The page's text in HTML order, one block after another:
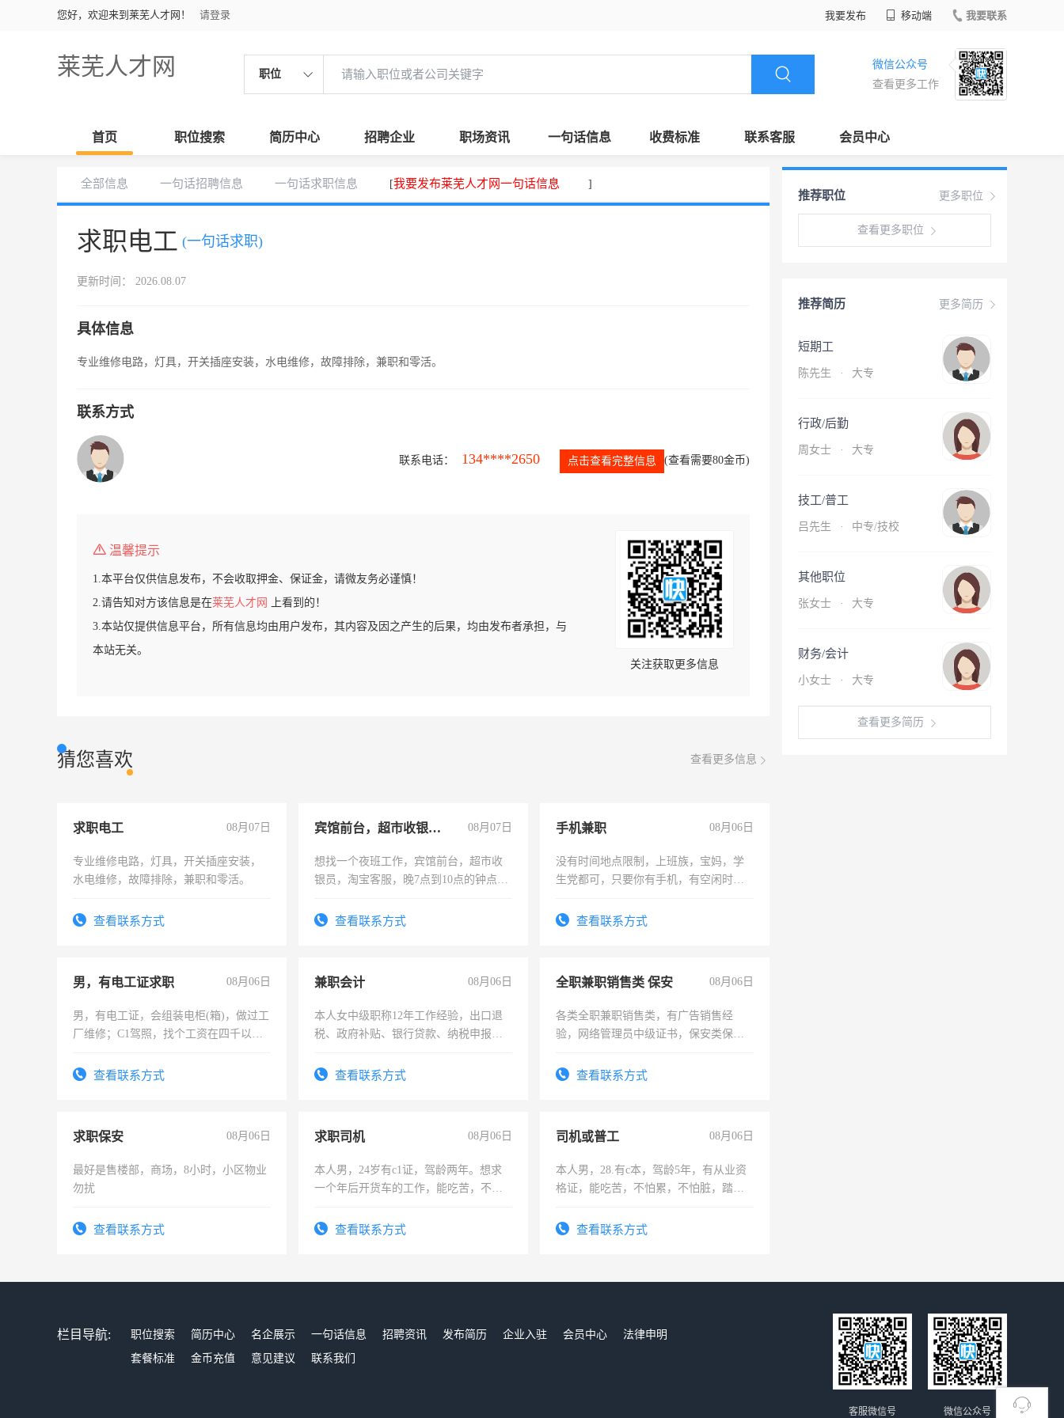
您好，欢迎来到莱芜人才网！ 请登录 我要发布 移动端 我要联系
莱芜人才网 职位
微信公众号
查看更多工作
首页 职位搜索 简历中心 招聘企业 职场资讯 一句话信息 收费标准 联系客服 会员中心
全部信息 一句话招聘信息 一句话求职信息 [我要发布莱芜人才网一句话信息 ]
求职电工 (一句话求职)
更新时间： 2026.08.07
具体信息
专业维修电路，灯具，开关插座安装，水电维修，故障排除，兼职和零活。
联系方式
联系电话： 134****2650 点击查看完整信息 (查看需要80金币)
温馨提示
1.本平台仅供信息发布，不会收取押金、保证金，请微友务必谨慎！
2.请告知对方该信息是在莱芜人才网
上看到的！
3.本站仅提供信息平台，所有信息均由用户发布，其内容及因之产生的后果，均由发布者承担，与
本站无关。
关注获取更多信息
猜您喜欢 查看更多信息
求职电工 08月07日
专业维修电路，灯具，开关插座安装，
水电维修，故障排除，兼职和零活。
查看联系方式
宾馆前台，超市收银员，淘宝客服 08月07日
想找一个夜班工作，宾馆前台，超市收
银员，淘宝客服，晚7点到10点的钟点
号同微信查看联系方式
手机兼职 08月06日
没有时间地点限制，上班族，宝妈，学
生党都可，只要你有手机，有空闲时
勤快的四五十，每天挣零花钱没问题！
查看联系方式
男，有电工证求职 08月06日
男，有电工证，会组装电柜(箱)，做过工
厂维修；C1驾照，找个工资在四千以
电话查看联系方式
兼职会计 08月06日
本人女中级职称12年工作经验，出口退
税、政府补贴、银行贷款、纳税申报、
务，财务咨询等业务。欲求兼职会计工
查看联系方式
全职兼职销售类 保安 08月06日
各类全职兼职销售类，有广告销售经
验，网络管理员中级证书，保安类保安
有高低压电工证和十几年工作经验
查看联系方式
求职保安 08月06日
最好是售楼部，商场，8小时，小区物业
勿扰
查看联系方式
求职司机 08月06日
本人男，24岁有c1证，驾龄两年。想求
一个年后开货车的工作，能吃苦，不怕
查看联系方式
司机或普工 08月06日
本人男，28.有c本，驾龄5年，有从业资
格证，能吃苦，不怕累，不怕脏，踏
查看联系方式
更多职位
推荐职位
查看更多职位
更多简历
推荐简历
短期工
陈先生 · 大专
行政/后勤
周女士 · 大专
技工/普工
吕先生 · 中专/技校
其他职位
张女士 · 大专
财务/会计
小女士 · 大专
查看更多简历
栏目导航: 职位搜索 简历中心 名企展示 一句话信息 招聘资讯 发布简历 企业入驻 会员中心
法律申明
套餐标准
金币充值 意见建议 联系我们
微信公众号
客服微信号